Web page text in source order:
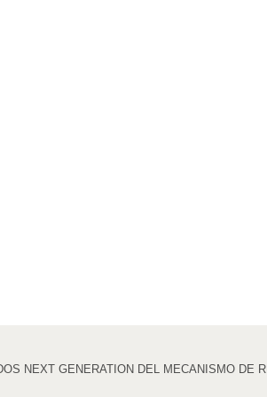
NEXT GENERATION DEL MECANISMO DE